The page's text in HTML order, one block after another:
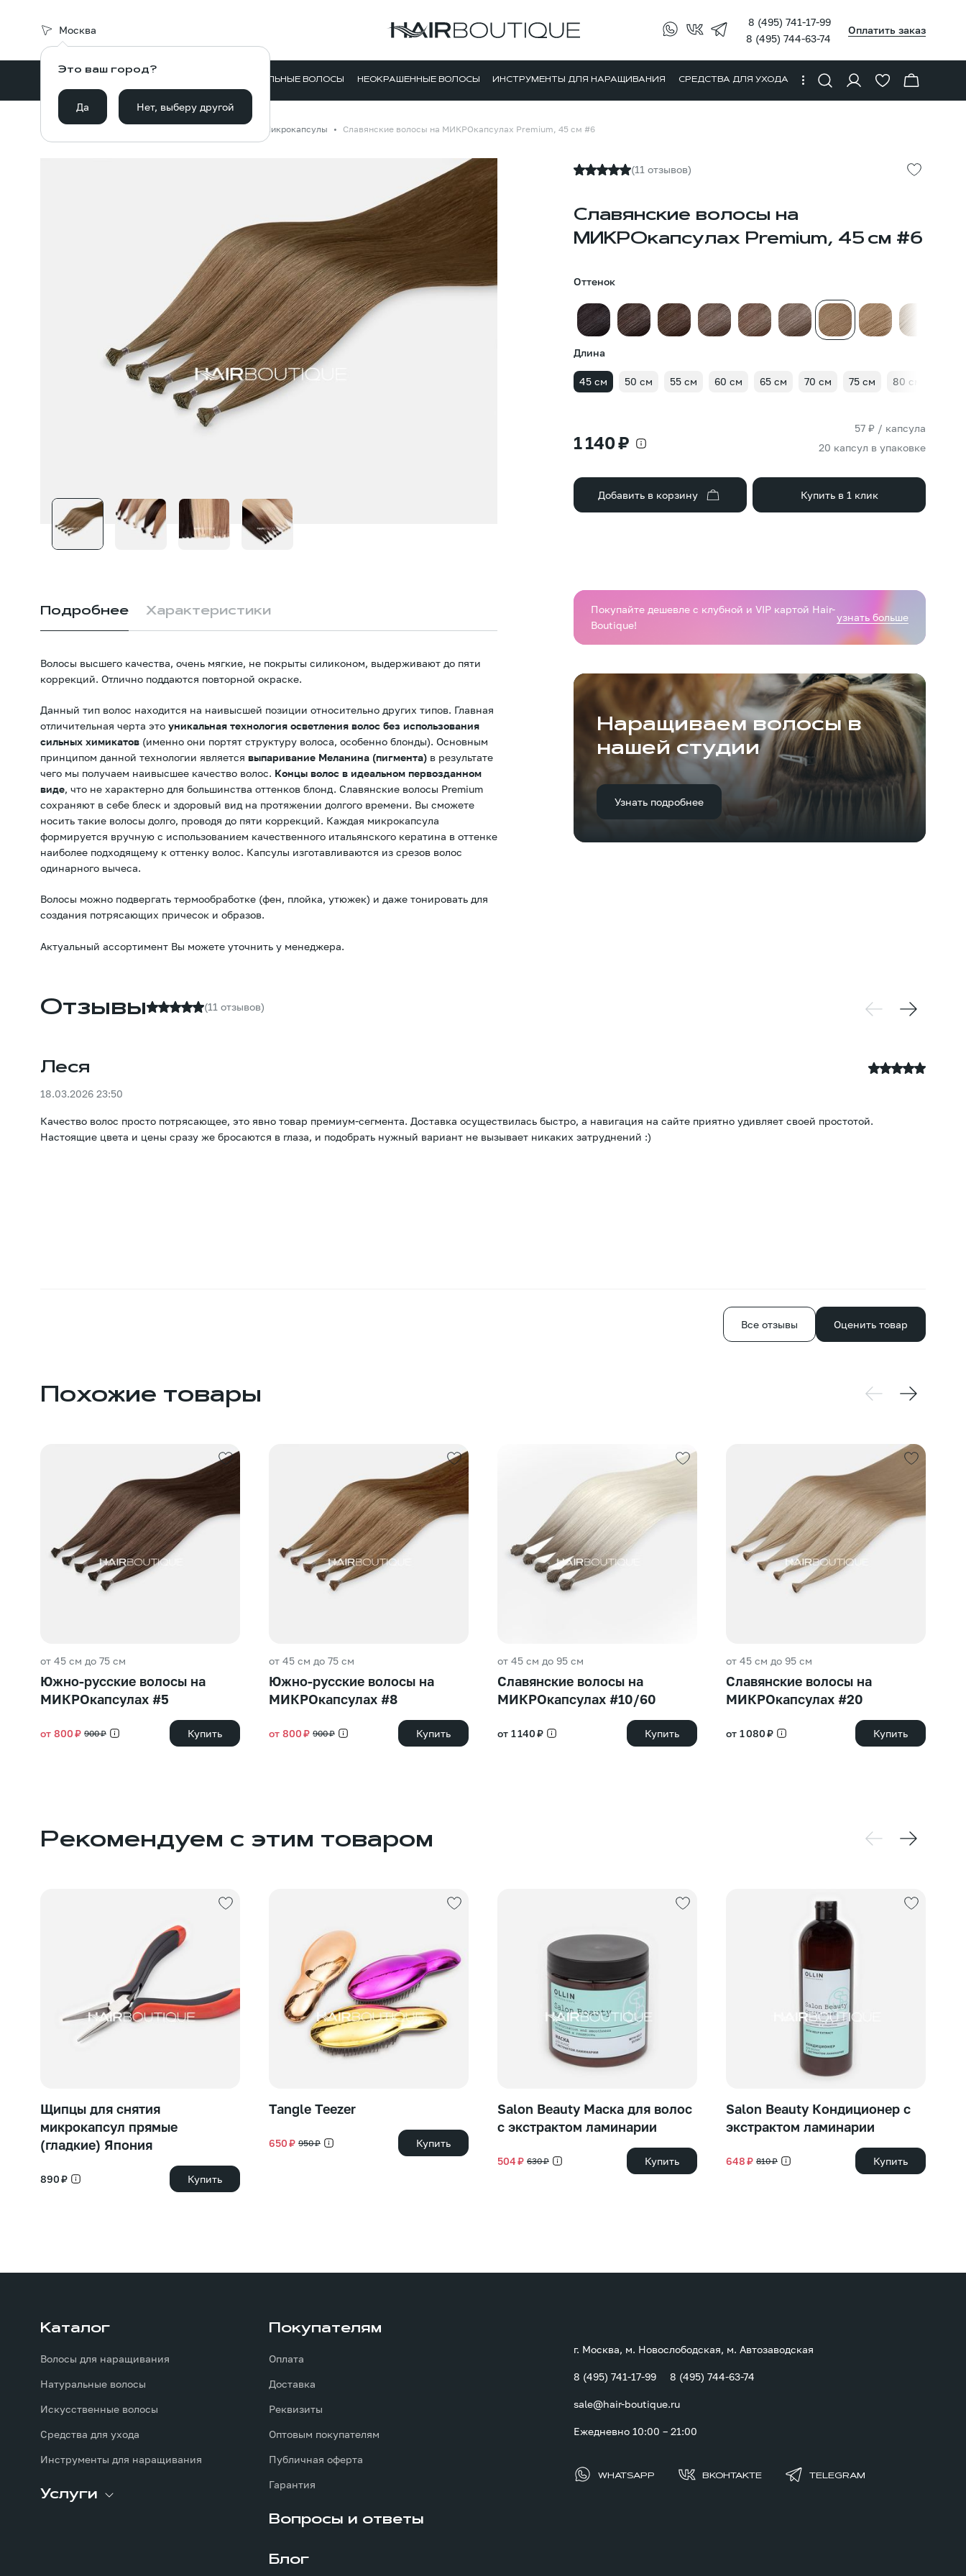
Москва
Это ваш город?
Да Нет, выберу другой
8 (495) 741-17-99
8 (495) 744-63-74
Оплатить заказ
НАТУРАЛЬНЫЕ ВОЛОСЫ НЕОКРАШЕННЫЕ ВОЛОСЫ ИНСТРУМЕНТЫ ДЛЯ НАРАЩИВАНИЯ СРЕДСТВА ДЛЯ УХОДА
Микрокапсулы Славянские волосы на МИКРОкапсулах Premium, 45 см #6
(11 отзывов)
Славянские волосы на
МИКРОкапсулах Premium, 45 см #6
Оттенок
Длина
45 см 50 см 55 см 60 см 65 см 70 см 75 см 80 см
1 140 ₽
57 ₽ / капсула
20 капсул в упаковке
Добавить в корзину Купить в 1 клик
Подробнее Характеристики
Волосы высшего качества, очень мягкие, не покрыты силиконом, выдерживают до пяти
коррекций. Отлично поддаются повторной окраске.
Данный тип волос находится на наивысшей позиции относительно других типов. Главная
отличительная черта это уникальная технология осветления волос без использования
сильных химикатов (именно они портят структуру волоса, особенно блонды). Основным
принципом данной технологии является выпаривание Меланина (пигмента) в результате
чего мы получаем наивысшее качество волос. Концы волос в идеальном первозданном
виде, что не характерно для большинства оттенков блонд. Славянские волосы Premium
сохраняют в себе блеск и здоровый вид на протяжении долгого времени. Вы сможете
носить такие волосы долго, проводя до пяти коррекций. Каждая микрокапсула
формируется вручную с использованием качественного итальянского кератина в оттенке
наиболее подходящему к оттенку волос. Капсулы изготавливаются из срезов волос
одинарного вычеса.
Волосы можно подвергать термообработке (фен, плойка, утюжек) и даже тонировать для
создания потрясающих причесок и образов.
Актуальный ассортимент Вы можете уточнить у менеджера.
Покупайте дешевле с клубной и VIP картой Hair-
Boutique!
узнать больше
Наращиваем волосы в
нашей студии
Узнать подробнее
Отзывы (11 отзывов)
Леся
18.03.2026 23:50
Качество волос просто потрясающее, это явно товар премиум-сегмента. Доставка осуществилась быстро, а навигация на сайте приятно удивляет своей простотой.
Настоящие цвета и цены сразу же бросаются в глаза, и подобрать нужный вариант не вызывает никаких затруднений :)
Все отзывы Оценить товар
Похожие товары
от 45 см до 75 см
Южно-русские волосы на
МИКРОкапсулах #5
от 800 ₽ 900 ₽ Купить
от 45 см до 75 см
Южно-русские волосы на
МИКРОкапсулах #8
от 800 ₽ 900 ₽ Купить
от 45 см до 95 см
Славянские волосы на
МИКРОкапсулах #10/60
от 1 140 ₽ Купить
от 45 см до 95 см
Славянские волосы на
МИКРОкапсулах #20
от 1 080 ₽ Купить
Рекомендуем с этим товаром
Щипцы для снятия
микрокапсул прямые
(гладкие) Япония
890 ₽ Купить
Tangle Teezer
650 ₽ 950 ₽ Купить
Salon Beauty Маска для волос
с экстрактом ламинарии
504 ₽ 630 ₽ Купить
Salon Beauty Кондиционер с
экстрактом ламинарии
648 ₽ 810 ₽ Купить
Каталог
Волосы для наращивания
Натуральные волосы
Искусственные волосы
Средства для ухода
Инструменты для наращивания
Услуги
Покупателям
Оплата
Доставка
Реквизиты
Оптовым покупателям
Публичная оферта
Гарантия
Вопросы и ответы
Блог
г. Москва, м. Новослободская, м. Автозаводская
8 (495) 741-17-99 8 (495) 744-63-74
sale@hair-boutique.ru
Ежедневно 10:00 – 21:00
WHATSAPP ВКОНТАКТЕ TELEGRAM